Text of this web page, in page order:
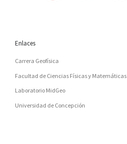
Enlaces
Carrera Geofísica
Facultad de Ciencias Físicas y Matemáticas
Laboratorio MidGeo
Universidad de Concepción